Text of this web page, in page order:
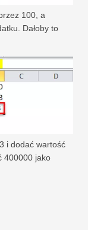
100, a
Dałoby to
i dodać wartość
400000 jako